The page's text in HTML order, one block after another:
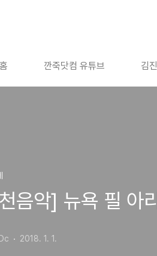
깐죽닷컴 유튜브 김
음악] 뉴욕 필 아
2018. 1. 1.